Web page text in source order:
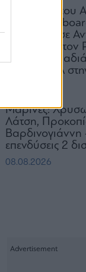
H δεξίωση του
πρέσβη on
δύο πάρτι σε
Μύκονο με τον
μουσική
το φεστιβάλ
Μαρίνες:
Λάτση,
Βαρδινογιάννη
επενδύσεις 2
08.08.2026